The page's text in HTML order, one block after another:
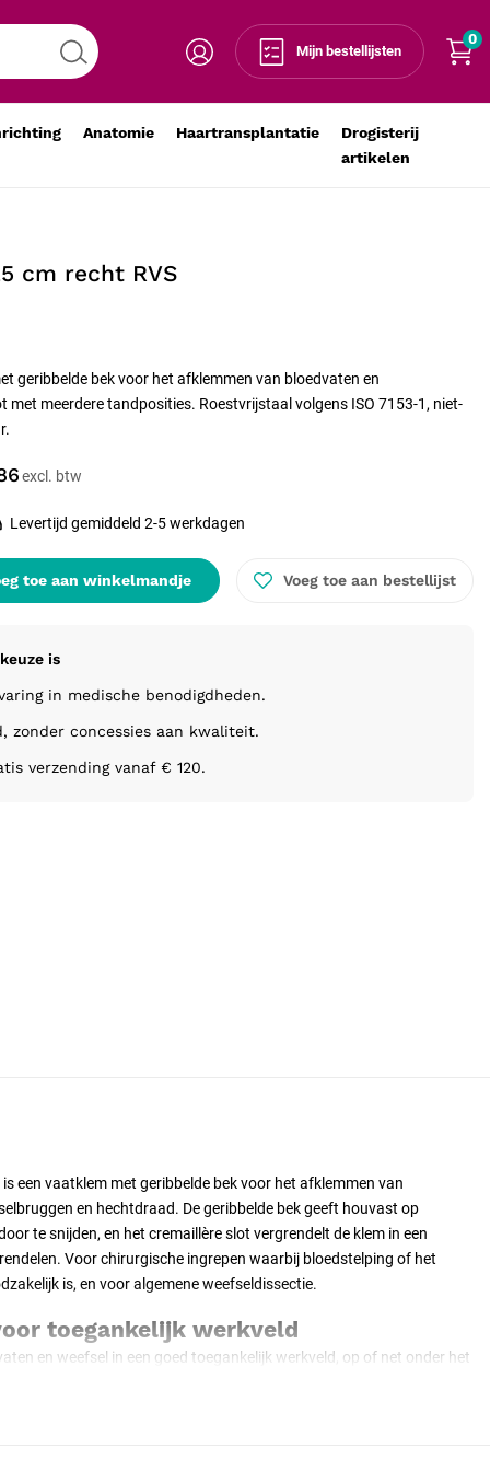
Mijn bestellijsten
0
Anatomie Haartransplantatie
Drogisterij
artikelen
cm recht RVS
- Voeg toe aan winkelmandje
toe aan winkelmandje Voeg toe aan bestellijst
is
in medische benodigdheden.
zonder concessies aan kwaliteit.
verzending vanaf € 120.
Levertijd gemiddeld 2-5 werkdagen
geribbelde bek voor het afklemmen van bloedvaten en
met meerdere tandposities. Roestvrijstaal volgens ISO 7153-1, niet-
een vaatklem met geribbelde bek voor het afklemmen van
en hechtdraad. De geribbelde bek geeft houvast op
te snijden, en het cremaillère slot vergrendelt de klem in een
Voor chirurgische ingrepen waarbij bloedstelping of het
is, en voor algemene weefseldissectie.
toegankelijk werkveld
en weefsel in een goed toegankelijk werkveld, op of net onder het
lijn vanaf het scharnier naar de bekuiteinden, waardoor de positie